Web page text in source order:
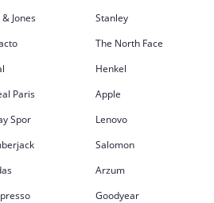
& Jones
Stanley
The North Face
Henkel
Paris
Apple
Spor
Lenovo
Salomon
Arzum
Goodyear